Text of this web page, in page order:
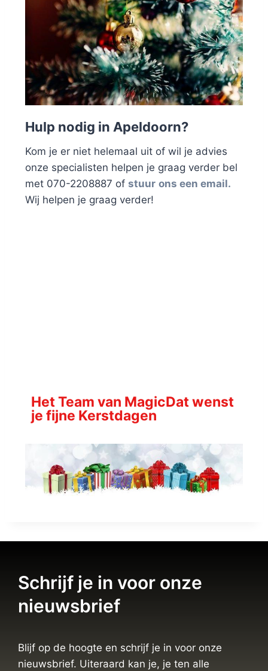
Hulp nodig in Apeldoorn?
Kom je er niet helemaal uit of wil je advies
onze specialisten helpen je graag verder bel
met 070-2208887 of stuur ons een email.
Wij helpen je graag verder!
Het Team van MagicDat wenst
je fijne Kerstdagen
Schrijf je in voor onze
nieuwsbrief
Blijf op de hoogte en schrijf je in voor onze
nieuwsbrief. Uiteraard kan je, je ten alle